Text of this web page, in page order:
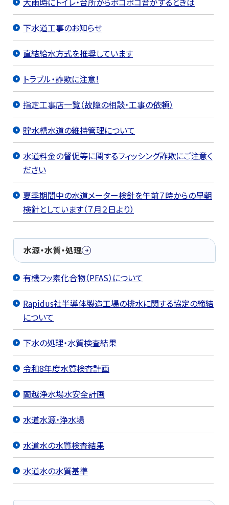
下水道工事のお知らせ
直結給水方式を推奨しています
トラブル・詐欺に注意！
指定工事店一覧（故障の相談・工事の依頼）
貯水槽水道の維持管理について
水道料金の督促等に関するフィッシング詐欺にご注意く
ださい
夏季期間中の水道メーター検針を午前７時からの早朝
検針としています（７月２日より）
水源・水質・処理
有機フッ素化合物（PFAS）について
Rapidus社半導体製造工場の排水に関する協定の締結
について
下水の処理・水質検査結果
令和8年度水質検査計画
蘭越浄水場水安全計画
水道水源・浄水場
水道水の水質検査結果
水道水の水質基準